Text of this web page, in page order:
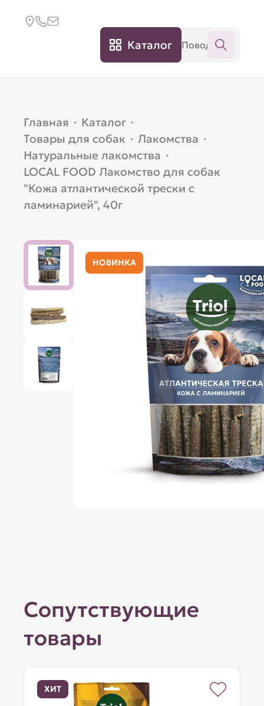
Каталог
Главная · Каталог ·
Товары для собак · Лакомства ·
Натуральные лакомства ·
LOCAL FOOD Лакомство для собак
"Кожа атлантической трески с
ламинарией", 40г
НОВИНКА
Сопутствующие
товары
ХИТ